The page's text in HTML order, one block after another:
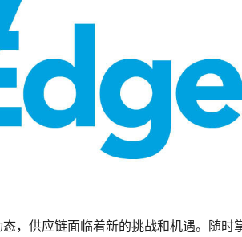
，供应链面临着新的挑战和机遇。随时